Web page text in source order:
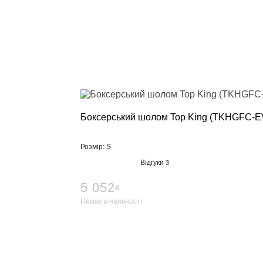
Боксерський шолом Top King (TKHGFC-
Розмір: S
Відгуки3
5 052₴
Немає в наявності